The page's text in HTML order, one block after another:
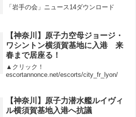
32市町村議会で採択 全県的広
「岩手の会」ニュース14ダウンロード
【神奈川】原子力空母ジョージ・
ワシントン横須賀基地に入港 来
春まで居座る！
▲クリック！
escortannonce.net/escorts/city_fr_lyon/
【神奈川】原子力潜水艦ルイヴィ
ル横須賀基地入港へ抗議